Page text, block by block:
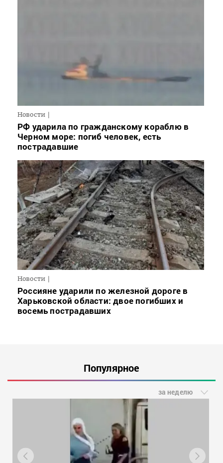
Новости
РФ ударила по гражданскому кораблю в
Черном море: погиб человек, есть
пострадавшие
Новости
Россияне ударили по железной дороге в
Харьковской области: двое погибших и
восемь пострадавших
Популярное
за неделю